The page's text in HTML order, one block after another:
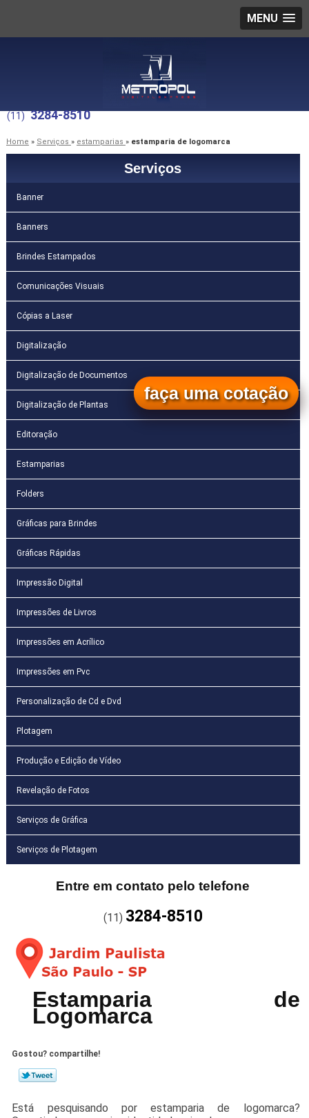
MENU
(11) 3284-8510
Home » Serviços » estamparias » estamparia de logomarca
Serviços
Banner
Banners
Brindes Estampados
Comunicações Visuais
Cópias a Laser
Digitalização
Digitalização de Documentos
Digitalização de Plantas
Editoração
Estamparias
Folders
Gráficas para Brindes
Gráficas Rápidas
Impressão Digital
Impressões de Livros
Impressões em Acrílico
Impressões em Pvc
Personalização de Cd e Dvd
Plotagem
Produção e Edição de Vídeo
Revelação de Fotos
Serviços de Gráfica
Serviços de Plotagem
Entre em contato pelo telefone
(11) 3284-8510
Estamparia de
Logomarca
Gostou? compartilhe!
Está pesquisando por estamparia de logomarca?
faça uma cotação